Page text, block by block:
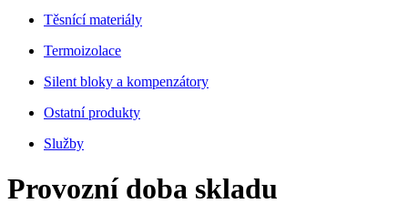
Těsnící materiály
Termoizolace
Silent bloky a kompenzátory
Ostatní produkty
Služby
Provozní doba skladu